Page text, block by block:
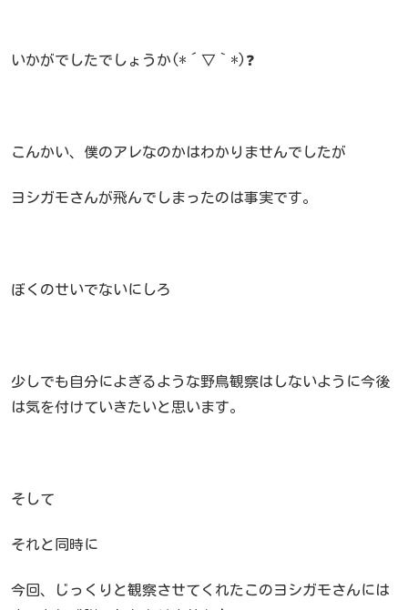
いかがでしたでしょうか(*´▽｀*)❓
こんかい、僕のアレなのかはわかりませんでしたが
ヨシガモさんが飛んでしまったのは事実です。
ぼくのせいでないにしろ
少しでも自分によぎるような野鳥観察はしないように今後
は気を付けていきたいと思います。
そして
それと同時に
今回、じっくりと観察させてくれたこのヨシガモさんには